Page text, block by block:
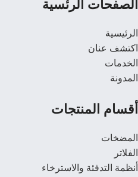
الصفحات الرئسية
الرئيسية
اكتشف عنان
الخدمات
المدونة
أقسام المنتجات
المضخات
الفلاتر
أنظمة التدفئة والاسترخاء